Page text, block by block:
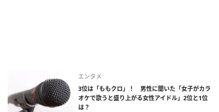
エンタメ
3位は「ももクロ」！ 男性に聞いた「女子がカラ
オケで歌うと盛り上がる女性アイドル」2位と1位
は？